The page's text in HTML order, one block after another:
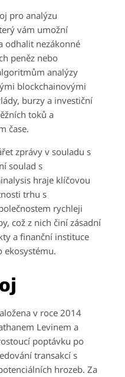
pro analýzu
vám umožní
odhalit nezákonné
peněz nebo
analýzy
blockchainovými
burzy a investiční
toků a
čase.
zprávy v souladu s
soulad s
hraje klíčovou
trhu s
rychleji
což z nich činí zásadní
a finanční instituce
ekosystému.
v roce 2014
Levinem a
poptávku po
transakcí s
hrozeb. Za